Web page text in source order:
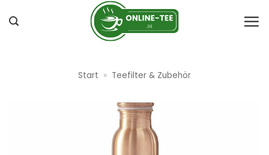
Inhalt
Start » Teefilter & Zubehör